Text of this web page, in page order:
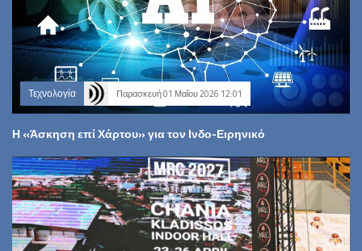
Τεχνολογία Παρασκευή 01 Μαΐου 2026 12:01
Η «Άσκηση επί Χάρτου» για τον Ινδο-Ειρηνικό